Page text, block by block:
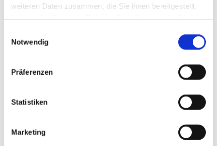
weiteren Daten zusammen, die Sie ihnen bereitgestellt
Notwendig
Präferenzen
Statistiken
Marketing